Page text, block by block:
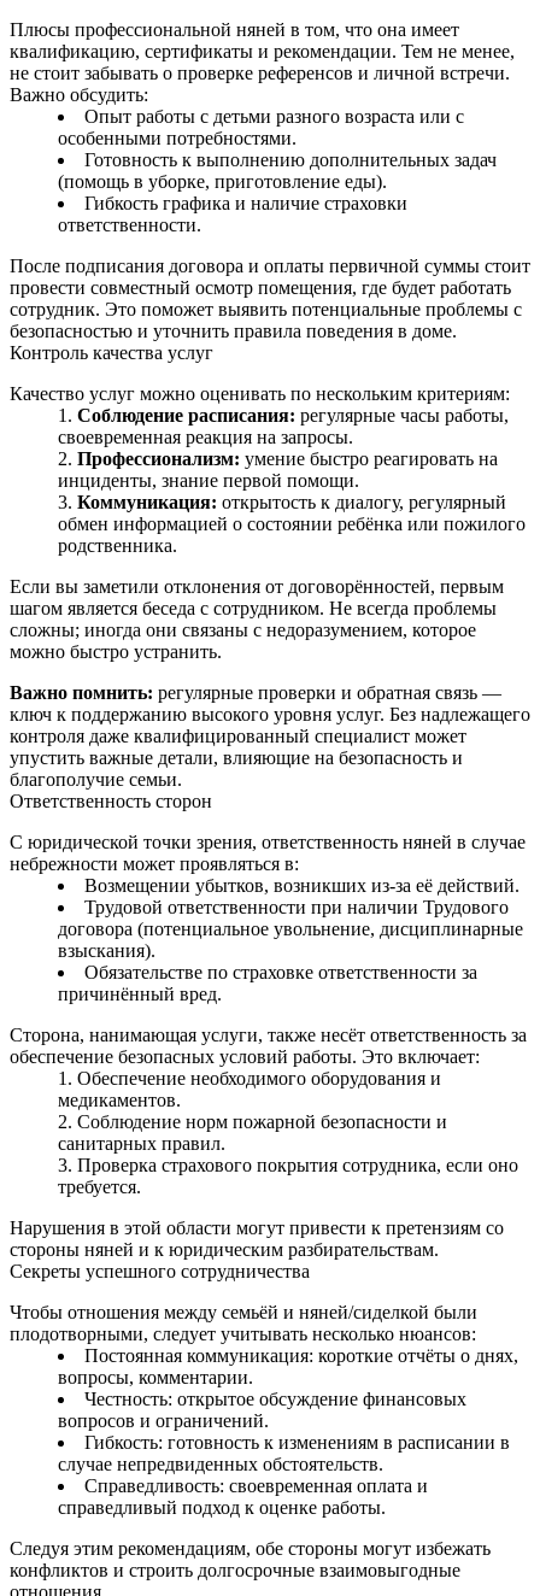
Плюсы профессиональной няней в том, что она имеет
квалификацию, сертификаты и рекомендации. Тем не менее,
не стоит забывать о проверке референсов и личной встречи.
Важно обсудить:
Опыт работы с детьми разного возраста или с
особенными потребностями.
Готовность к выполнению дополнительных задач
(помощь в уборке, приготовление еды).
Гибкость графика и наличие страховки
ответственности.
После подписания договора и оплаты первичной суммы стоит
провести совместный осмотр помещения, где будет работать
сотрудник. Это поможет выявить потенциальные проблемы с
безопасностью и уточнить правила поведения в доме.
Контроль качества услуг
Качество услуг можно оценивать по нескольким критериям:
Соблюдение расписания: регулярные часы работы,
своевременная реакция на запросы.
Профессионализм: умение быстро реагировать на
инциденты, знание первой помощи.
Коммуникация: открытость к диалогу, регулярный
обмен информацией о состоянии ребёнка или пожилого
родственника.
Если вы заметили отклонения от договорённостей, первым
шагом является беседа с сотрудником. Не всегда проблемы
сложны; иногда они связаны с недоразумением, которое
можно быстро устранить.
Важно помнить: регулярные проверки и обратная связь —
ключ к поддержанию высокого уровня услуг. Без надлежащего
контроля даже квалифицированный специалист может
упустить важные детали, влияющие на безопасность и
благополучие семьи.
Ответственность сторон
С юридической точки зрения, ответственность няней в случае
небрежности может проявляться в:
Возмещении убытков, возникших из‑за её действий.
Трудовой ответственности при наличии Трудового
договора (потенциальное увольнение, дисциплинарные
взыскания).
Обязательстве по страховке ответственности за
причинённый вред.
Сторона, нанимающая услуги, также несёт ответственность за
обеспечение безопасных условий работы. Это включает:
Обеспечение необходимого оборудования и
медикаментов.
Соблюдение норм пожарной безопасности и
санитарных правил.
Проверка страхового покрытия сотрудника, если оно
требуется.
Нарушения в этой области могут привести к претензиям со
стороны няней и к юридическим разбирательствам.
Секреты успешного сотрудничества
Чтобы отношения между семьёй и няней/сиделкой были
плодотворными, следует учитывать несколько нюансов:
Постоянная коммуникация: короткие отчёты о днях,
вопросы, комментарии.
Честность: открытое обсуждение финансовых
вопросов и ограничений.
Гибкость: готовность к изменениям в расписании в
случае непредвиденных обстоятельств.
Справедливость: своевременная оплата и
справедливый подход к оценке работы.
Следуя этим рекомендациям, обе стороны могут избежать
конфликтов и строить долгосрочные взаимовыгодные
отношения.